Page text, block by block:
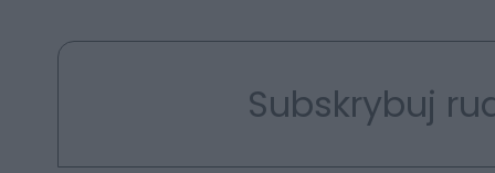
Subskrybuj